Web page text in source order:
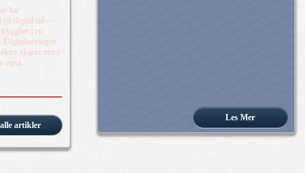
har
en digital tid –
i en
Digitaliseringen
skaper store
også...
artikler
Les Mer